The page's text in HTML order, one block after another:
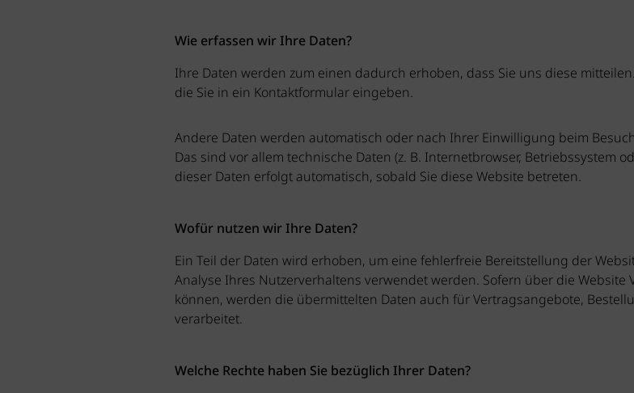
Wie erfassen wir Ihre Daten?
Ihre Daten werden zum einen dadurch erhoben, dass Sie uns diese
die Sie in ein Kontaktformular eingeben.
Andere Daten werden automatisch oder nach Ihrer Einwilligung beim
Das sind vor allem technische Daten (z. B. Internetbrowser, Betriebssystem
dieser Daten erfolgt automatisch, sobald Sie diese Website betreten.
Wofür nutzen wir Ihre Daten?
Ein Teil der Daten wird erhoben, um eine fehlerfreie Bereitstellung der
Analyse Ihres Nutzerverhaltens verwendet werden. Sofern über die
können, werden die übermittelten Daten auch für Vertragsangebote,
verarbeitet.
Welche Rechte haben Sie bezüglich Ihrer Daten?